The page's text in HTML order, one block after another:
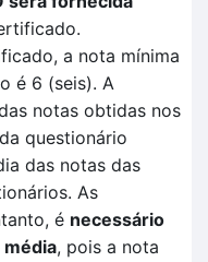
a nota mínima
é 6 (seis). A
notas obtidas nos
questionário
das notas das
As
é necessário
média, pois a nota